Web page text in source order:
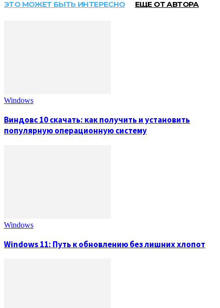
ЭТО МОЖЕТ БЫТЬ ИНТЕРЕСНО ЕЩЕ ОТ АВТОРА
Windows
Виндовс 10 скачать: как получить и установить
популярную операционную систему
Windows
Windows 11: Путь к обновлению без лишних хлопот